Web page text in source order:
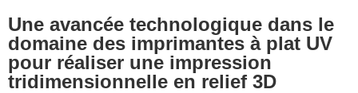
Une avancée technologique dans le
domaine des imprimantes à plat UV
pour réaliser une impression
tridimensionnelle en relief 3D